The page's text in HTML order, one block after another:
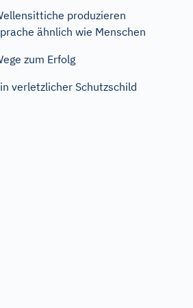
produzieren
ähnlich wie Menschen
zum Erfolg
verletzlicher Schutzschild